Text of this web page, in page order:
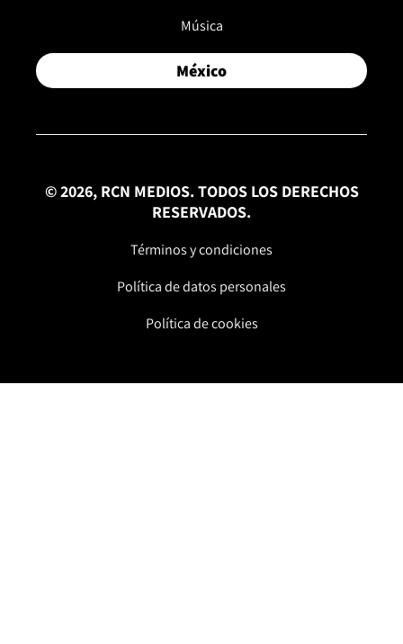
Música
México
© 2026, RCN MEDIOS. TODOS LOS DERECHOS
RESERVADOS.
Términos y condiciones
Política de datos personales
Política de cookies